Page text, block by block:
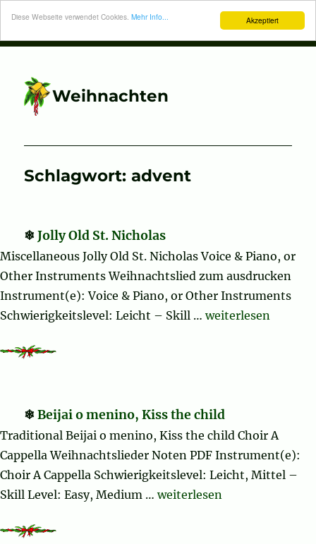
Akzeptiert
Diese Webseite verwendet Cookies. Mehr Info...
Weihnachten
Schlagwort:advent
Jolly Old St. Nicholas
Miscellaneous Jolly Old St. Nicholas Voice & Piano, or
Other Instruments Weihnachtslied zum ausdrucken
Instrument(e): Voice & Piano, or Other Instruments
Schwierigkeitslevel: Leicht – Skill …„Jolly Old St.
weiterlesen
Beijai o menino, Kiss the child
Traditional Beijai o menino, Kiss the child Choir A
Cappella Weihnachtslieder Noten PDF Instrument(e):
Choir A Cappella Schwierigkeitslevel: Leicht, Mittel –
Skill Level: Easy, Medium …„Beijai o menino, Kiss the
weiterlesen